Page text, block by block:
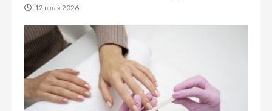
12 июля 2026